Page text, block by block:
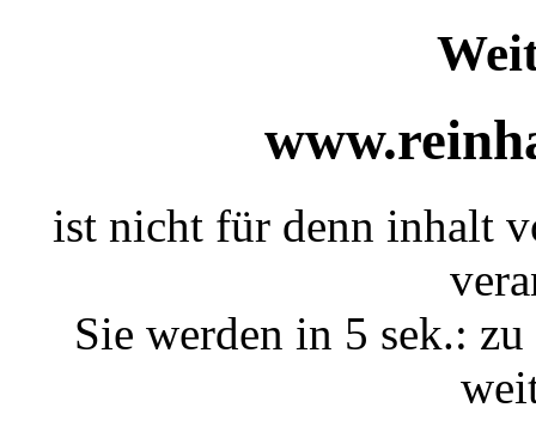
ist nicht für denn inhalt
Sie werden in 5 sek.: